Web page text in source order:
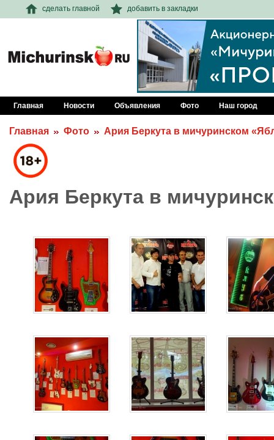
сделать главной добавить в закладки
Главная Новости Объявления Фото Наш город
Главная Фото Ария Беркута в мичуринском
Ария Беркута в